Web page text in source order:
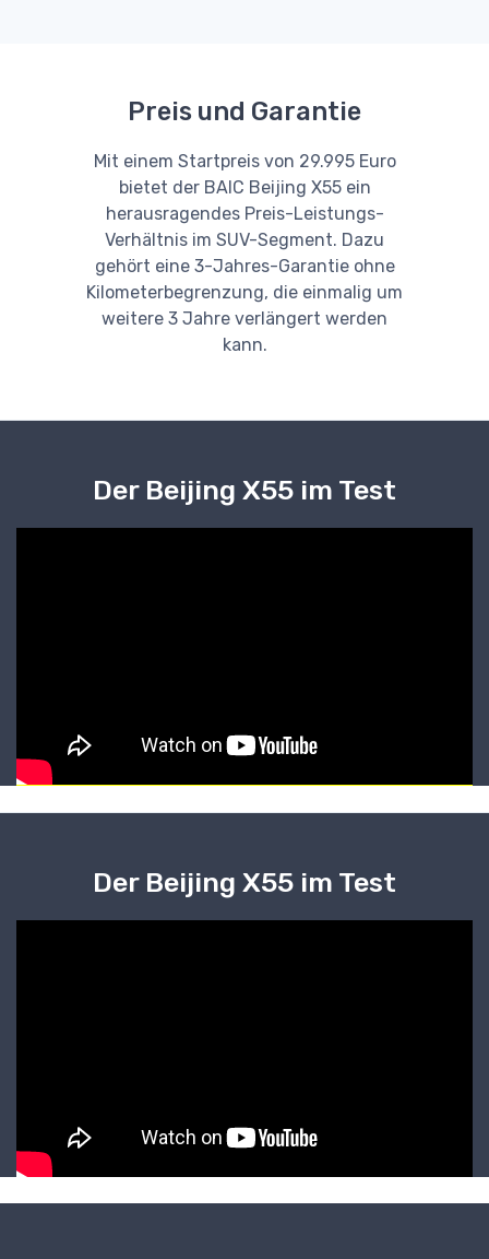
Preis und Garantie
Mit einem Startpreis von 29.995 Euro
bietet der BAIC Beijing X55 ein
herausragendes Preis-Leistungs-
Verhältnis im SUV-Segment. Dazu
gehört eine 3-Jahres-Garantie ohne
Kilometerbegrenzung, die einmalig um
weitere 3 Jahre verlängert werden
kann.
Der Beijing X55 im Test
Der Beijing X55 im Test